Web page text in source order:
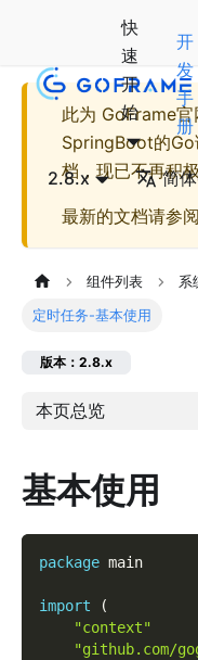
快
速
开
始
开
发
手
册
2.8.x 简
此为 GoFrame
SpringBoot的Go
档，现已不再积
最新的文档请参阅
组件列表 系
定时任务-基本使用
版本：2.8.x
本页总览
基本使用
package main
import
(
"context"
"github.com/